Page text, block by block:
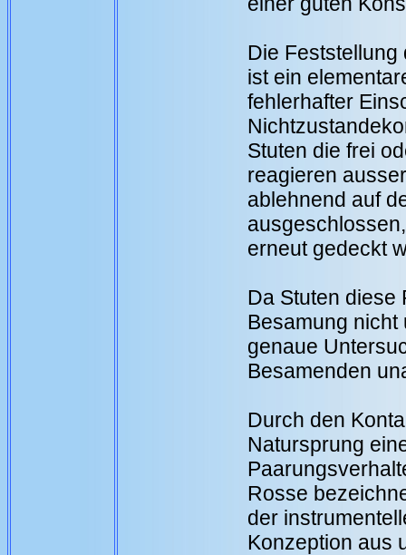
Die
ist ein
fehlerhafter
Stuten die frei
reagieren
ablehnend auf
erneut gedeckt
Da Stuten diese
Besamung
genaue
Besamenden
Durch den
Natursprung
Rosse
der
Konzeption aus